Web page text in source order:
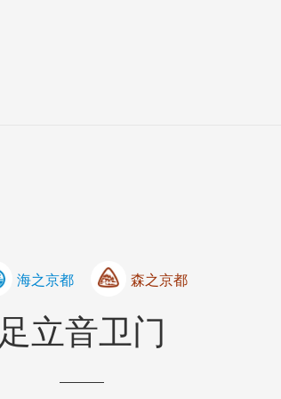
海之京都 森之京都
足立音卫门